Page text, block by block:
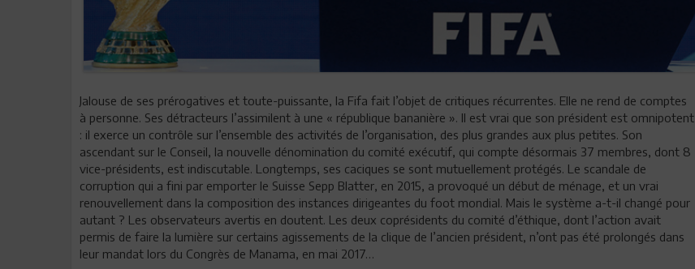
Jalouse de ses prérogatives et toute-puissante, la Fifa fait l’objet de critiques récurrentes. Elle ne rend de comptes
à personne. Ses détracteurs l’assimilent à une « république bananière ». Il est vrai que son président est omnipotent
: il exerce un contrôle sur l’ensemble des activités de l’organisation, des plus grandes aux plus petites. Son
ascendant sur le Conseil, la nouvelle dénomination du comité exécutif, qui compte désormais 37 membres, dont 8
vice-présidents, est indiscutable. Longtemps, ses caciques se sont mutuellement protégés. Le scandale de
corruption qui a fini par emporter le Suisse Sepp Blatter, en 2015, a provoqué un début de ménage, et un vrai
renouvellement dans la composition des instances dirigeantes du foot mondial. Mais le système a-t-il changé pour
autant ? Les observateurs avertis en doutent. Les deux coprésidents du comité d’éthique, dont l’action avait
permis de faire la lumière sur certains agissements de la clique de l’ancien président, n’ont pas été prolongés dans
leur mandat lors du Congrès de Manama, en mai 2017…